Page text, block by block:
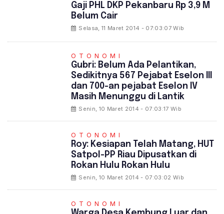
Gaji PHL DKP Pekanbaru Rp 3,9 M
Belum Cair
Selasa, 11 Maret 2014 - 07:03:07 Wib
OTONOMI
Gubri: Belum Ada Pelantikan,
Sedikitnya 567 Pejabat Eselon III
dan 700-an pejabat Eselon IV
Masih Menunggu di Lantik
Senin, 10 Maret 2014 - 07:03:17 Wib
OTONOMI
Roy: Kesiapan Telah Matang, HUT
Satpol-PP Riau Dipusatkan di
Rokan Hulu Rokan Hulu
Senin, 10 Maret 2014 - 07:03:02 Wib
OTONOMI